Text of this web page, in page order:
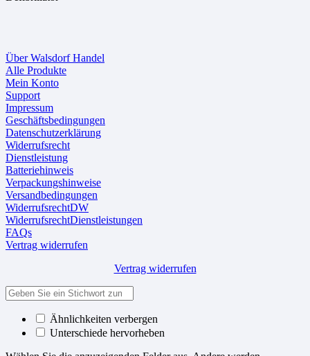
Über Walsdorf Handel
Alle Produkte
Mein Konto
Support
Impressum
Geschäftsbedingungen
Datenschutzerklärung
Widerrufsrecht
Dienstleistung
Batteriehinweis
Verpackungshinweise
Versandbedingungen
WiderrufsrechtDW
WiderrufsrechtDienstleistungen
FAQs
Vertrag widerrufen
Vertrag widerrufen
Ähnlichkeiten verbergen
Unterschiede hervorheben